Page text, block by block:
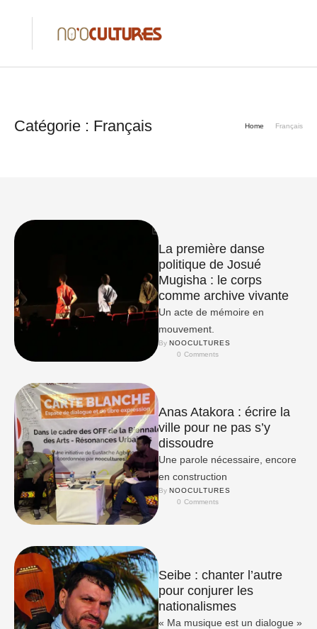
Catégorie : Français Home Français
La première danse
politique de Josué
Mugisha : le corps
comme archive vivante
Un acte de mémoire en
mouvement.
By NOOCULTURES
0 Comments
Anas Atakora : écrire la
ville pour ne pas s’y
dissoudre
Une parole nécessaire, encore
en construction
By NOOCULTURES
0 Comments
Seibe : chanter l’autre
pour conjurer les
nationalismes
« Ma musique est un dialogue »